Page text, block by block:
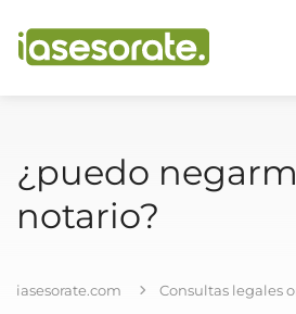
¿puedo
notario?
iasesorate.com
Consultas legales